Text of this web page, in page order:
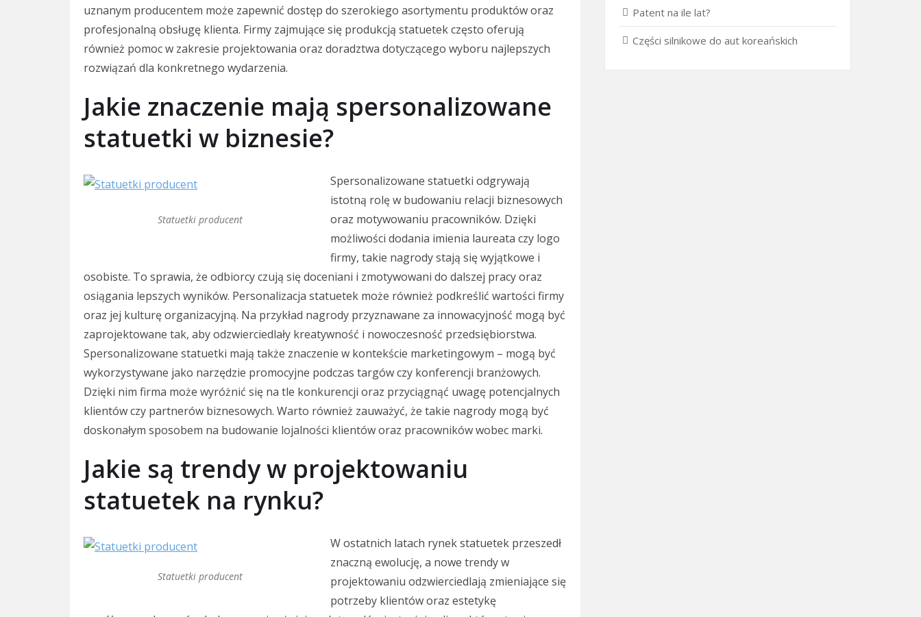
uznanym producentem może zapewnić dostęp do szerokiego asortymentu produktów oraz
profesjonalną obsługę klienta. Firmy zajmujące się produkcją statuetek często oferują
również pomoc w zakresie projektowania oraz doradztwa dotyczącego wyboru najlepszych
rozwiązań dla konkretnego wydarzenia.
Jakie znaczenie mają spersonalizowane
statuetki w biznesie?
Statuetki producent
Spersonalizowane statuetki odgrywają
istotną rolę w budowaniu relacji biznesowych
oraz motywowaniu pracowników. Dzięki
możliwości dodania imienia laureata czy logo
firmy, takie nagrody stają się wyjątkowe i
osobiste. To sprawia, że odbiorcy czują się doceniani i zmotywowani do dalszej pracy oraz
osiągania lepszych wyników. Personalizacja statuetek może również podkreślić wartości firmy
oraz jej kulturę organizacyjną. Na przykład nagrody przyznawane za innowacyjność mogą być
zaprojektowane tak, aby odzwierciedlały kreatywność i nowoczesność przedsiębiorstwa.
Spersonalizowane statuetki mają także znaczenie w kontekście marketingowym – mogą być
wykorzystywane jako narzędzie promocyjne podczas targów czy konferencji branżowych.
Dzięki nim firma może wyróżnić się na tle konkurencji oraz przyciągnąć uwagę potencjalnych
klientów czy partnerów biznesowych. Warto również zauważyć, że takie nagrody mogą być
doskonałym sposobem na budowanie lojalności klientów oraz pracowników wobec marki.
Jakie są trendy w projektowaniu
statuetek na rynku?
Statuetki producent
W ostatnich latach rynek statuetek przeszedł
znaczną ewolucję, a nowe trendy w
projektowaniu odzwierciedlają zmieniające się
potrzeby klientów oraz estetykę
Patent na ile lat?
Części silnikowe do aut koreańskich